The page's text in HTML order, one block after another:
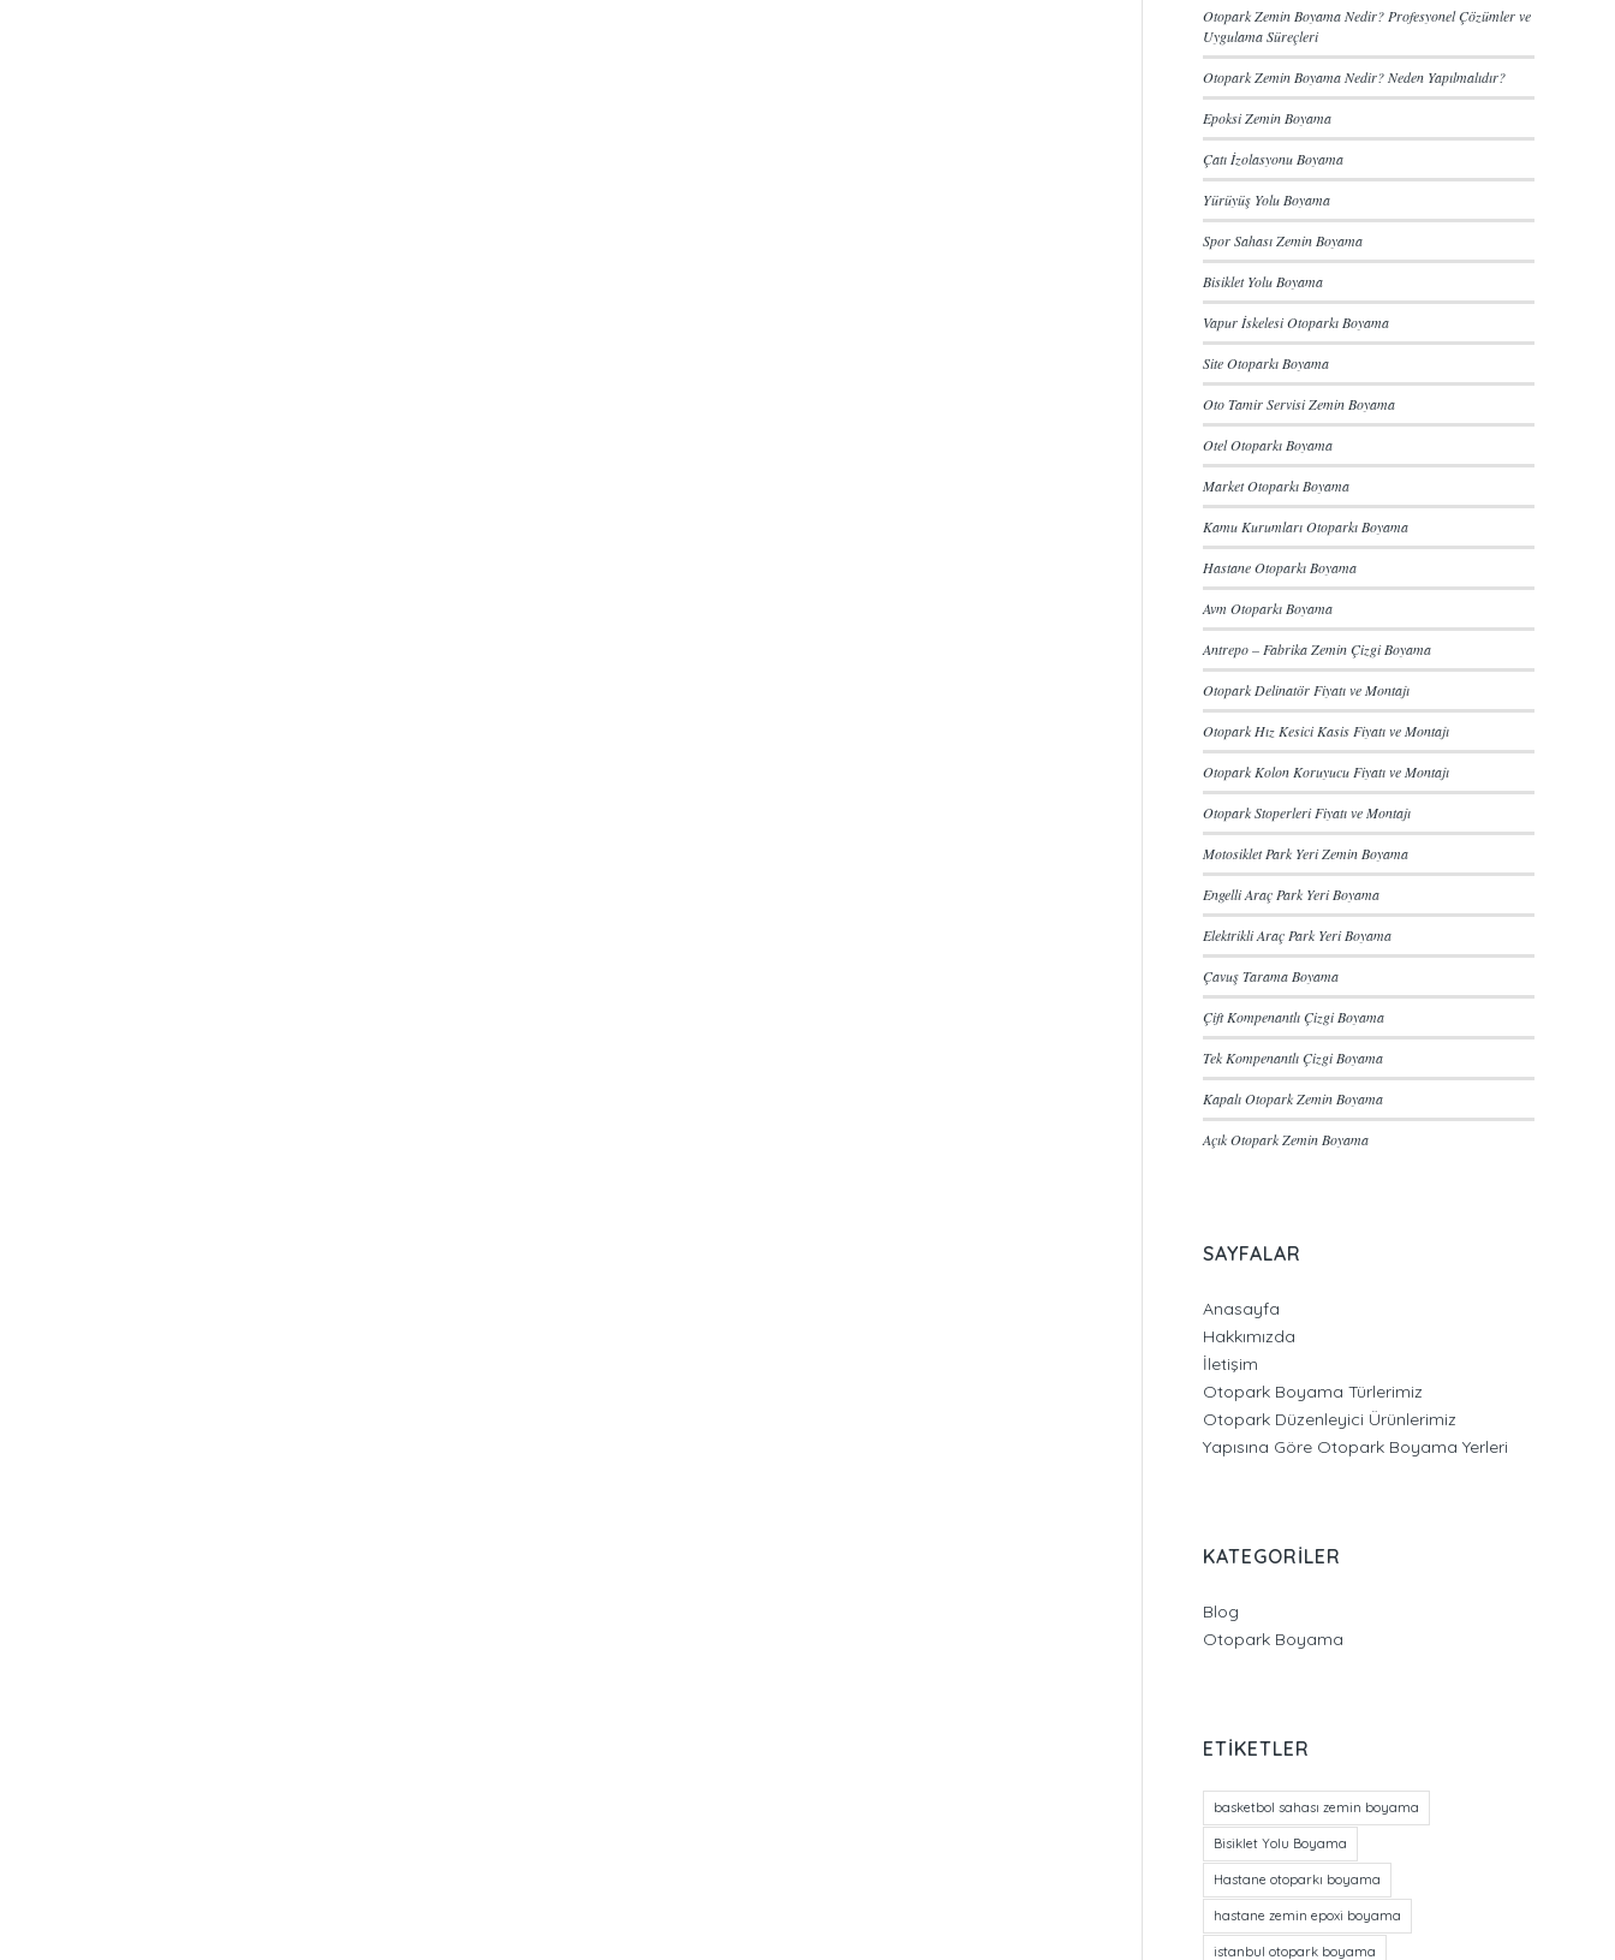
Otopark Zemin Boyama Nedir? Profesyonel Çözümler ve
Uygulama Süreçleri
Otopark Zemin Boyama Nedir? Neden Yapılmalıdır?
Epoksi Zemin Boyama
Çatı İzolasyonu Boyama
Yürüyüş Yolu Boyama
Spor Sahası Zemin Boyama
Bisiklet Yolu Boyama
Vapur İskelesi Otoparkı Boyama
Site Otoparkı Boyama
Oto Tamir Servisi Zemin Boyama
Otel Otoparkı Boyama
Market Otoparkı Boyama
Kamu Kurumları Otoparkı Boyama
Hastane Otoparkı Boyama
Avm Otoparkı Boyama
Antrepo – Fabrika Zemin Çizgi Boyama
Otopark Delinatör Fiyatı ve Montajı
Otopark Hız Kesici Kasis Fiyatı ve Montajı
Otopark Kolon Koruyucu Fiyatı ve Montajı
Otopark Stoperleri Fiyatı ve Montajı
Motosiklet Park Yeri Zemin Boyama
Engelli Araç Park Yeri Boyama
Elektrikli Araç Park Yeri Boyama
Çavuş Tarama Boyama
Çift Kompenantlı Çizgi Boyama
Tek Kompenantlı Çizgi Boyama
Kapalı Otopark Zemin Boyama
Açık Otopark Zemin Boyama
SAYFALAR
Anasayfa
Hakkımızda
İletişim
Otopark Boyama Türlerimiz
Otopark Düzenleyici Ürünlerimiz
Yapısına Göre Otopark Boyama Yerleri
KATEGORILER
Blog
Otopark Boyama
ETIKETLER
basketbol sahası zemin boyama
Bisiklet Yolu Boyama
Hastane otoparkı boyama
hastane zemin epoxi boyama
istanbul otopark boyama